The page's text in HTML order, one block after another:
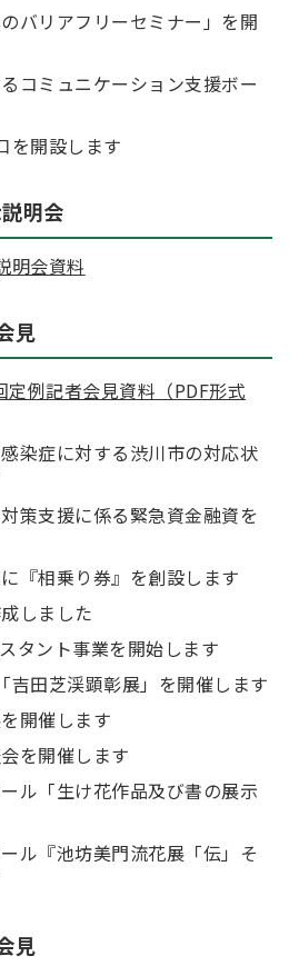
バリアフリーセミナー」を開
コミュニケーション支援ボー
を開設します
明会
明会資料
見
例記者会見資料（PDF形式
染症に対する渋川市の対応状
策支援に係る緊急資金融資を
『相乗り券』を創設します
しました
タント事業を開始します
吉田芝渓顕彰展」を開催します
開催します
を開催します
ル「生け花作品及び書の展示
ル『池坊美門流花展「伝」そ
見